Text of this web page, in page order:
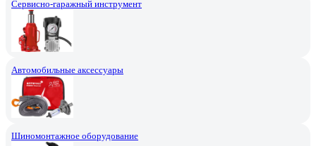
Сервисно-гаражный инструмент
Автомобильные аксессуары
Шиномонтажное оборудование